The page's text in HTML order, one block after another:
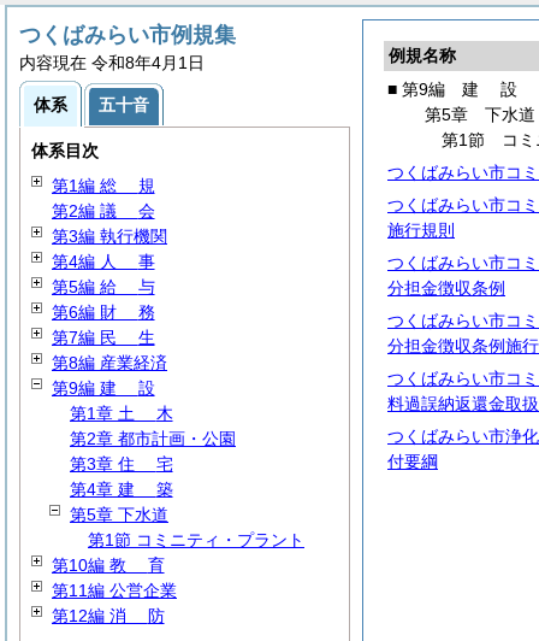
例規名称
■ 第9編 建 設
第5章 下水道
第1節 コミ
つくばみらい市コ
つくばみらい市コ
施行規則
つくばみらい市コ
分担金徴収条例
つくばみらい市コ
分担金徴収条例施
つくばみらい市コ
料過誤納返還金取
つくばみらい市浄
付要綱
つくばみらい市例規集
内容現在 令和8年4月1日
体系 五十音
体系目次
第1編 総 規
第2編 議 会
第3編 執行機関
第4編 人 事
第5編 給 与
第6編 財 務
第7編 民 生
第8編 産業経済
第9編 建 設
第1章 土 木
第2章 都市計画・公園
第3章 住 宅
第4章 建 築
第5章 下水道
第1節 コミニティ・プラント
第10編 教 育
第11編 公営企業
第12編 消 防